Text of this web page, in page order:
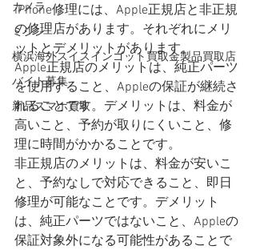
カメラ
ミシン
横浜海外スイスインゴット買取金製品買取店
バイト募集
新品スマホ買取
iPhone修理には、Apple正規店と非正規
の修理店があります。それぞれにメリ
ットとデメリットがあります。
Apple正規店のメリットは、純正パーツ
を使用すること、Appleの保証が継続さ
れることです。デメリットは、料金が
高いこと、予約が取りにくいこと、修
理に時間がかかることです。
非正規店のメリットは、料金が安いこ
と、予約なしで対応できること、即日
修理が可能なことです。デメリット
は、純正パーツではないこと、Appleの
保証対象外になる可能性があることで